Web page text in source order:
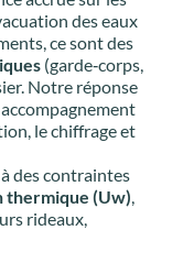
des eaux
ce sont des
(garde‑corps,
Notre réponse
accompagnement
le chiffrage et
des contraintes
thermique (Uw)
rideaux,